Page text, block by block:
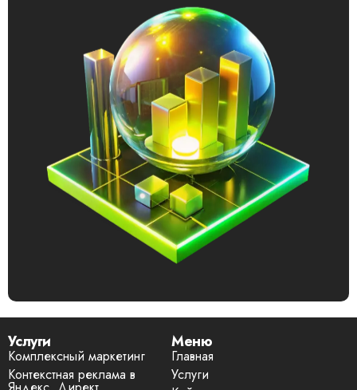
Услуги
Комплексный маркетинг
Контекстная реклама в
Меню
Главная
Услуги